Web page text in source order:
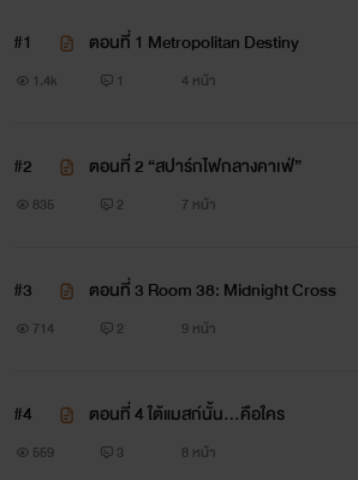
#1 ตอนที่ 1 Metropolitan Destiny
1.4k 1 4 หน้า
#2 ตอนที่ 2 “สปาร์กไฟกลางคาเฟ่”
835 2 7 หน้า
#3 ตอนที่ 3 Room 38: Midnight Cross
714 2 9 หน้า
#4 ตอนที่ 4 ใต้แมสก์นั้น…คือใคร
559 3 8 หน้า